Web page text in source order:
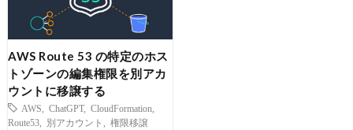
AWS Route 53 の特定のホス
トゾーンの編集権限を別アカ
ウントに移譲する
AWS ChatGPT, CloudFormation
Route53
別アカウント
権限移譲